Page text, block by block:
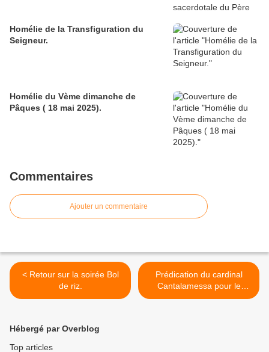
Homélie de la Transfiguration du
Seigneur.
Homélie du Vème dimanche de
Pâques ( 18 mai 2025).
Commentaires
Ajouter un commentaire
< Retour sur la soirée Bol
de riz.
Prédication du cardinal
Cantalamessa pour le
Carême 2024 (5/5). >
Hébergé par Overblog
Top articles